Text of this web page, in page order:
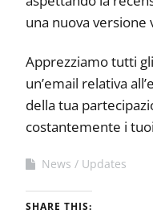
una nuova versione
Apprezziamo tutti
un’email relativa
della tua
costantemente i
News Updates
SHARE THIS: